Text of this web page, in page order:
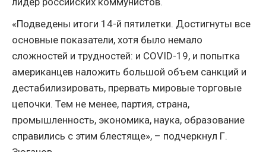
«Подведены итоги 14-й пятилетки. Достигнуты все
основные показатели, хотя было немало
сложностей и трудностей: и COVID-19, и попытка
американцев наложить большой объем санкций и
дестабилизировать, прервать мировые торговые
цепочки. Тем не менее, партия, страна,
промышленность, экономика, наука, образование
справились с этим блестяще», – подчеркнул Г.